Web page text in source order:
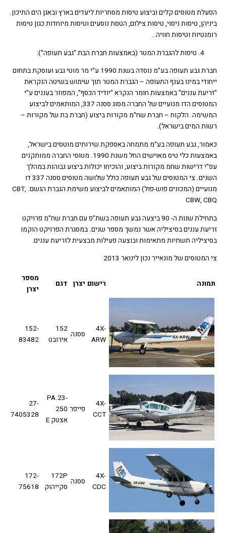
מטוסים קלים וביצוע טיסות מסחריות ליעדים בארץ ובאגן הים התיכון.
טיסות ניסוי, טיסות צילום, הטסת נוסעים וטיסות מיוחדות כגון טיסות
וטיסות חוויה..
טיסות להגברת המטר (באמצעות חברת הבת "גבע תעופה"):
חברת גבע תעופה בע"מ נוסדה בשנת 1990 ע"י מר מוטי גבע ועוסקת בתחום
במינו בענף התעופה – הגברת המטר תוך שימוש בשיטה הנקראת
עננים" באמצעות חומר הנקרא "יודיד הכסף", המפוזר בעננים ע"י
המטוסים הדו מנועיים של החברה מסוג ססנה 337, המותאמים לביצוע
הלקוח – חברת שח"מ מקורות ביצוע (חברת בת של מקורות –
המים בישראל).
גבע תעופה בע"מ מתמחה באספקת שירותים מוטסים בישראל,
באמצעות כלי טיס מאוישים החל משנת 1990. מטוסי החברה ממותקנים
דרישות שחמ מקורות ביצוע, והוכיחו יכולות ביצוע גבוהות במהלך
השנים. צי המטוסים של גבע תעופה כולל שלושה מטוסים ססנה 337 דו
מנועיים (המכונים פוש-פול) המותאמים לביצוע משימת הגברת הגשם. CBT,
CBW,
בתחילת שנות ה- 90 ביצעה גבע תעופה בשת"פ עם חברת שח"מ פרויקט
עננים בסיציליה אשר נמשך מספר שנים. במסגרת הפרויקט הוקמו
תשתיות מתאימות ובוצעה פעילות מבצעית לזריעת עננים.
של מונאייר נכון לינואר 2013
רישום יצרן דגם
מספר
4X-
ARW
אירובט
83482
4X-
CCT
PA.23-
250
אצטק E
7405328
4X-
CDC
סקייהוק
172-
75618